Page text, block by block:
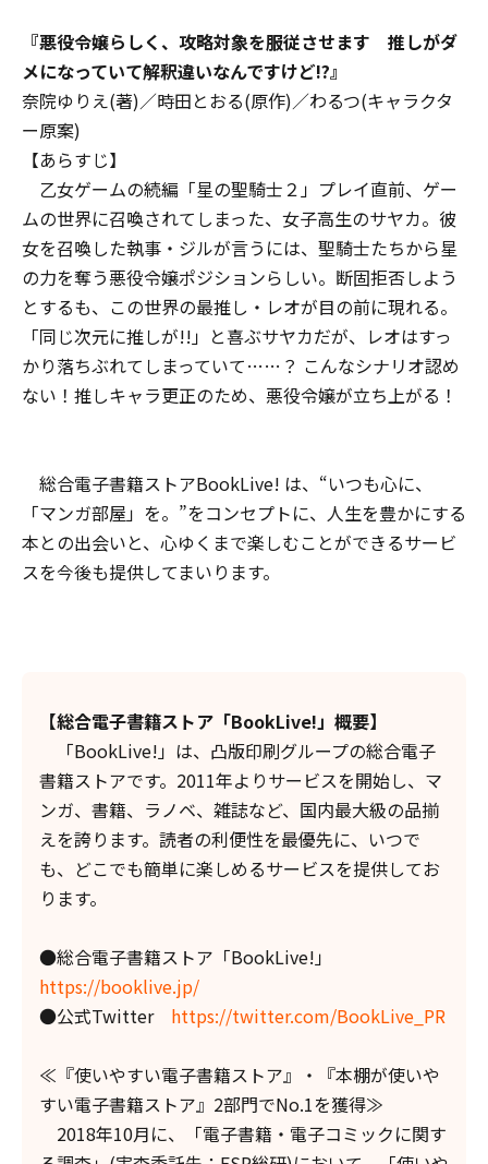
『悪役令嬢らしく、攻略対象を服従させます 推しがダ
メになっていて解釈違いなんですけど!?』
奈院ゆりえ(著)／時田とおる(原作)／わるつ(キャラクタ
ー原案)
【あらすじ】
乙女ゲームの続編「星の聖騎士２」プレイ直前、ゲー
ムの世界に召喚されてしまった、女子高生のサヤカ。彼
女を召喚した執事・ジルが言うには、聖騎士たちから星
の力を奪う悪役令嬢ポジションらしい。断固拒否しよう
とするも、この世界の最推し・レオが目の前に現れる。
「同じ次元に推しが――!!」と喜ぶサヤカだが、レオはすっ
かり落ちぶれてしまっていて……？ こんなシナリオ認め
ない！推しキャラ更正のため、悪役令嬢が立ち上がる！
総合電子書籍ストアBookLive! は、“いつも心に、
「マンガ部屋」を。”をコンセプトに、人生を豊かにする
本との出会いと、心ゆくまで楽しむことができるサービ
スを今後も提供してまいります。
【総合電子書籍ストア「BookLive!」概要】
「BookLive!」は、凸版印刷グループの総合電子
書籍ストアです。2011年よりサービスを開始し、マ
ンガ、書籍、ラノベ、雑誌など、国内最大級の品揃
えを誇ります。読者の利便性を最優先に、いつで
も、どこでも簡単に楽しめるサービスを提供してお
ります。
●総合電子書籍ストア「BookLive!」
https://booklive.jp/
●公式Twitter https://twitter.com/BookLive_PR
≪『使いやすい電子書籍ストア』・『本棚が使いや
すい電子書籍ストア』2部門でNo.1を獲得≫
2018年10月に、「電子書籍・電子コミックに関す